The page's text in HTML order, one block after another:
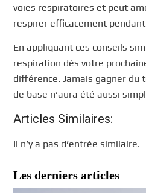
voies respiratoires et peut
respirer efficacement
En appliquant ces conseils
respiration dès votre
différence. Jamais gagner du
de base n’aura été aussi
Articles Similaires:
Il n’y a pas d’entrée similaire.
Les derniers articles